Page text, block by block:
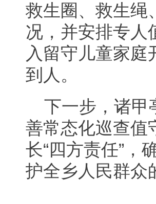
救生圈、救生绳
况，并安排专人
入留守儿童家
到人。
下一步，诸甲
善常态化巡查值
长“四方责任”，
护全乡人民群众